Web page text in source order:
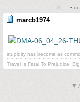
•
marcb1974
stupidity has become as
~ ~ ~ ~ ~ ~ ~ ~ ~ ~ ~ ~ ~ ~ ~ ~
Travel Is Fatal To Prejudice,
▼